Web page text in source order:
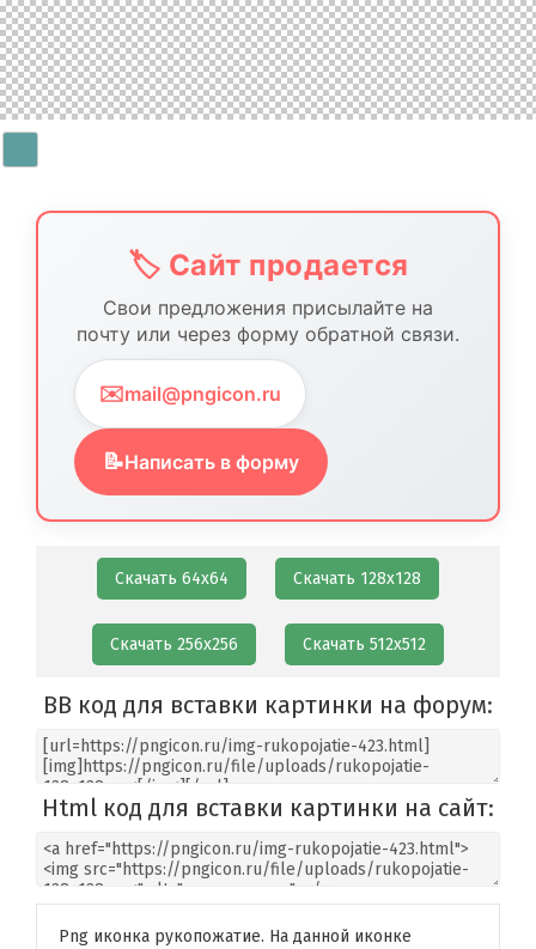
🏷️ Сайт продается
Свои предложения присылайте на
почту или через форму обратной связи.
✉️mail@pngicon.ru
📝Написать в форму
Скачать 64х64 Скачать 128х128
Скачать 256х256 Скачать 512х512
BB код для вставки картинки на форум:
Html код для вставки картинки на сайт:
Png иконка рукопожатие. На данной иконке